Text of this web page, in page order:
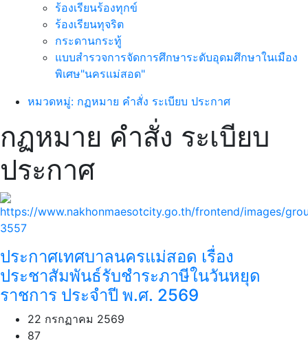
ร้องเรียนร้องทุกข์
ร้องเรียนทุจริต
กระดานกระทู้
แบบสำรวจการจัดการศึกษาระดับอุดมศึกษาในเมือง
พิเศษ"นครแม่สอด"
หมวดหมู่: กฏหมาย คำสั่ง ระเบียบ ประกาศ
กฏหมาย คำสั่ง ระเบียบ
ประกาศ
ประกาศเทศบาลนครแม่สอด เรื่อง
ประชาสัมพันธ์รับชำระภาษีในวันหยุด
ราชการ ประจำปี พ.ศ. 2569
22 กรกฏาคม 2569
87